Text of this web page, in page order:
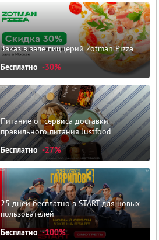
Заказ в зале пиццерий Zotman Pizza
Бесплатно -30%
Питание от сервиса доставки
правильного питания Justfood
Бесплатно -27%
25 дней бесплатно в START для новых
пользователей
Бесплатно -100%